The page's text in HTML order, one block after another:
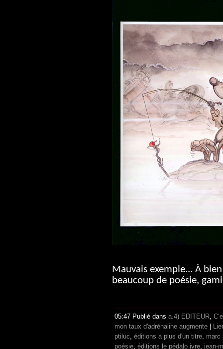
Mauvais exemple... À
beaucoup de poésie,
05:47 Publié dans a.4) EDITEUR,
mon taux d'adrénaline augmente
ptiluc, éditions a plus d'un titre, marc
poésie, éditions le pédalo ivre, jean-